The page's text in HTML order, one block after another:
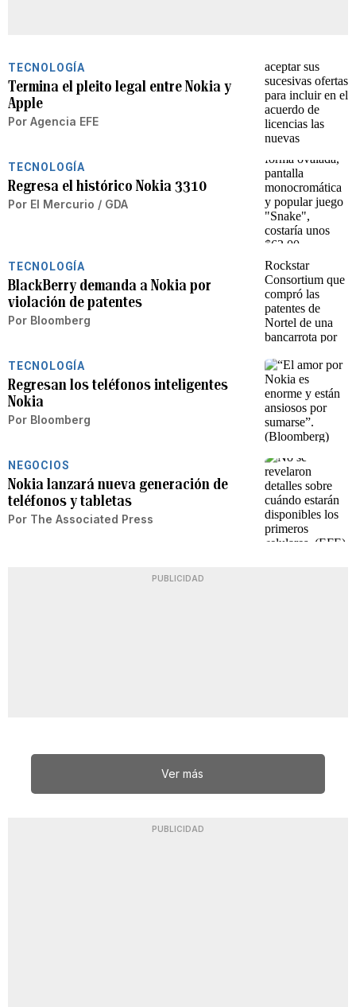
TECNOLOGÍA
Termina el pleito legal entre Nokia y
Apple
Por Agencia EFE
TECNOLOGÍA
Regresa el histórico Nokia 3310
Por El Mercurio / GDA
TECNOLOGÍA
BlackBerry demanda a Nokia por
violación de patentes
Por Bloomberg
TECNOLOGÍA
Regresan los teléfonos inteligentes
Nokia
Por Bloomberg
NEGOCIOS
Nokia lanzará nueva generación de
teléfonos y tabletas
Por The Associated Press
PUBLICIDAD
Ver más
PUBLICIDAD